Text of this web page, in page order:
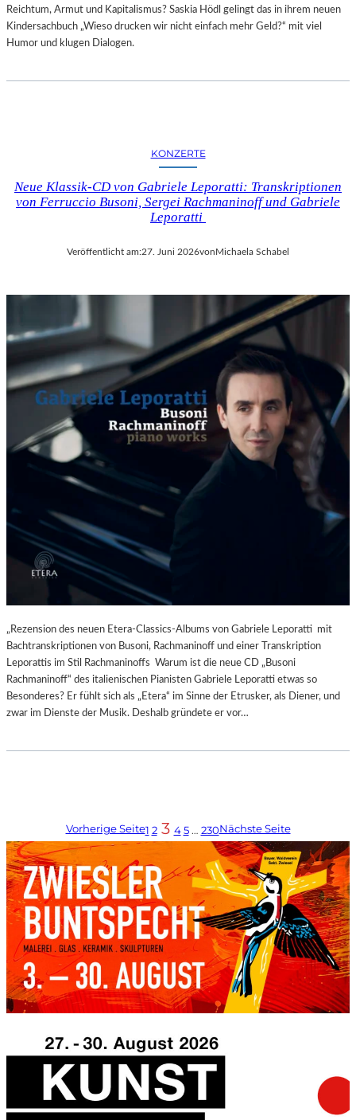
Reichtum, Armut und Kapitalismus? Saskia Hödl gelingt das in ihrem neuen
Kindersachbuch „Wieso drucken wir nicht einfach mehr Geld?“ mit viel
Humor und klugen Dialogen.
KONZERTE
Neue Klassik-CD von Gabriele Leporatti: Transkriptionen
von Ferruccio Busoni, Sergei Rachmaninoff und Gabriele
Leporatti
Veröffentlicht am:27. Juni 2026von Michaela Schabel
„Rezension des neuen Etera-Classics-Albums von Gabriele Leporatti mit
Bachtranskriptionen von Busoni, Rachmaninoff und einer Transkription
Leporattis im Stil Rachmaninoffs Warum ist die neue CD „Busoni
Rachmaninoff“ des italienischen Pianisten Gabriele Leporatti etwas so
Besonderes? Er fühlt sich als „Etera“ im Sinne der Etrusker, als Diener, und
zwar im Dienste der Musik. Deshalb gründete er vor…
Vorherige Seite1 2 3 4 5 … 230Nächste Seite